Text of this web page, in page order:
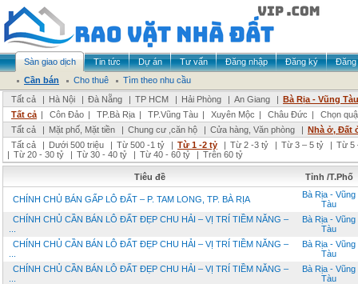
Sàn giao dịch Tin tức Dự án Tư vấn Đăng nhập Đăng ký
Đăng
Cần bán
Cho thuê
Tìm theo nhu cầu
Tất cả
| Hà Nội | Đà Nẵng | TP HCM | Hải Phòng | An Giang | Bà Rịa - Vũng Tàu
Tất cả | Côn Đảo | TP.Bà Rịa | TP.Vũng Tàu | Xuyên Mộc | Châu Đức |
Chọn
Tất cả
| Mặt phố, Mặt tiền | Chung cư ,căn hộ | Cửa hàng, Văn phòng | Nhà ở, Đất
Tất cả
| Dưới 500 triệu | Từ 500 -1 tỷ | Từ 1 -2 tỷ | Từ 2 -3 tỷ | Từ 3 – 5 tỷ | Từ 5
| Từ 20 - 30 tỷ | Từ 30 - 40 tỷ | Từ 40 - 60 tỷ | Trên 60 tỷ
Tiêu đề Tỉnh /T.Phố
CHÍNH CHỦ BÁN GẤP LÔ ĐẤT – P. TAM LONG, TP. BÀ RỊA
Bà Rịa - Vũng
Tàu
CHÍNH CHỦ CẦN BÁN LÔ ĐẤT ĐẸP CHU HẢI – VỊ TRÍ TIỀM NĂNG –
Bà Rịa - Vũng
Tàu
CHÍNH CHỦ CẦN BÁN LÔ ĐẤT ĐẸP CHU HẢI – VỊ TRÍ TIỀM NĂNG –
Bà Rịa - Vũng
Tàu
CHÍNH CHỦ CẦN BÁN LÔ ĐẤT ĐẸP CHU HẢI – VỊ TRÍ TIỀM NĂNG –
Bà Rịa - Vũng
Tàu